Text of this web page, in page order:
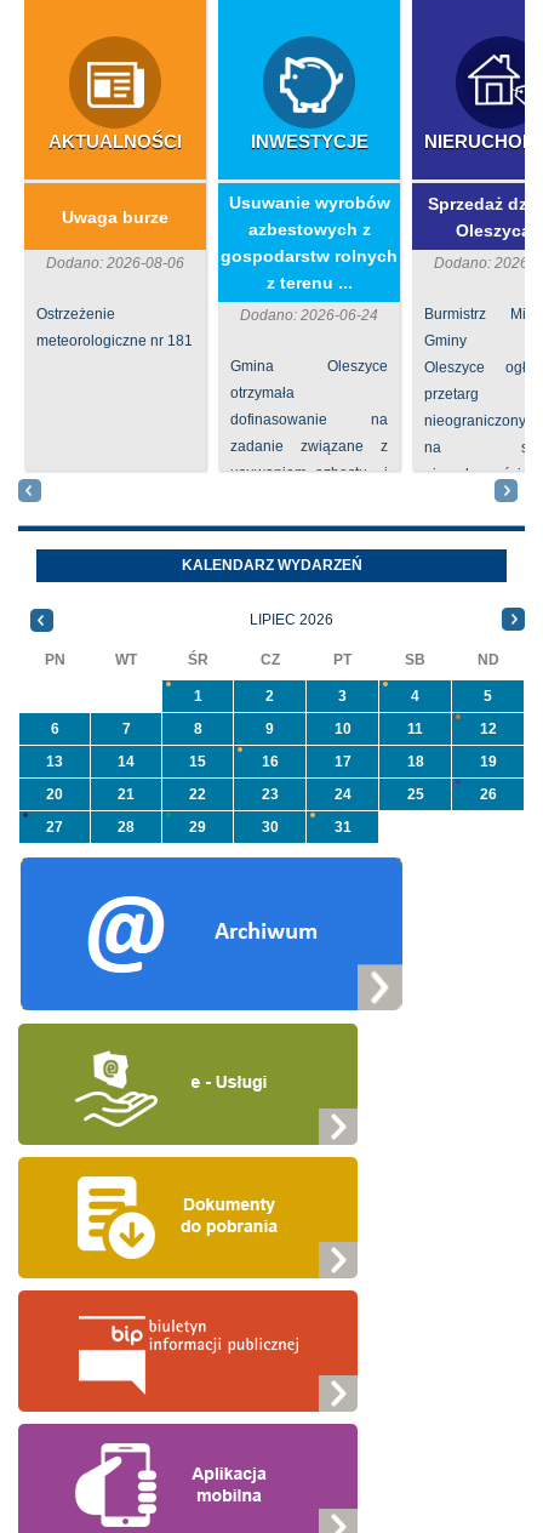
AKTUALNOŚCI
Uwaga burze
Dodano: 2026-08-06
Ostrzeżenie
meteorologiczne nr 181
INWESTYCJE
​Usuwanie wyrobów
azbestowych z
gospodarstw rolnych
z terenu ...
Dodano: 2026-06-24
Gmina Oleszyce
otrzymała
dofinasowanie na
zadanie związane z
usuwaniem azbestu i
azbest w ramach
programu
priorytetowego
Sprzedaż
Dodano: 2026-
Burmistrz
Gminy
Oleszyce
przetarg
nieograniczony
na
nieruchomości nr
Oleszycach
Orzeszkowej.
informacji ...
KALENDARZ WYDARZEŃ
LIPIEC 2026
PN WT ŚR CZ PT SB ND
1 2 3 4
5
6
7 8 9 10 11
12
13
14 15 16 17 18
19
20
21 22 23 24 25
26
27
28 29 30 31